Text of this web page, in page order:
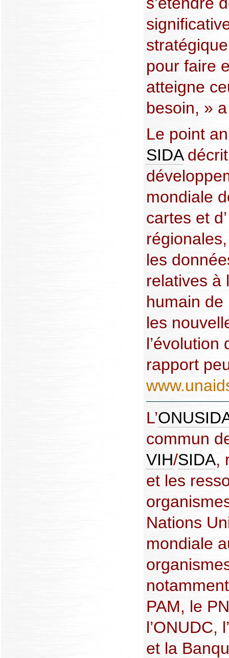
pour faire
atteigne
besoin, »
Le point
SIDA
mondiale
cartes et
les
relatives à
humain de
les
l’évolution
rapport
L’
commun
VIH/SIDA,
et les
Nations
mondiale
PAM, le
l’ONUDC,
et la